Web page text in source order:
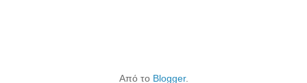
Από το Blogger.